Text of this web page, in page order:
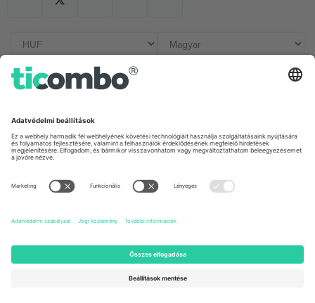
Irodák és támogatás
Germany
Unter den Linden 24, 10117
Berlin, Germany
167 City Road, London, Greater
131 Continental Dr, Suite 305,
Dorfstrasse 52a, 6390
United Arab Emirates